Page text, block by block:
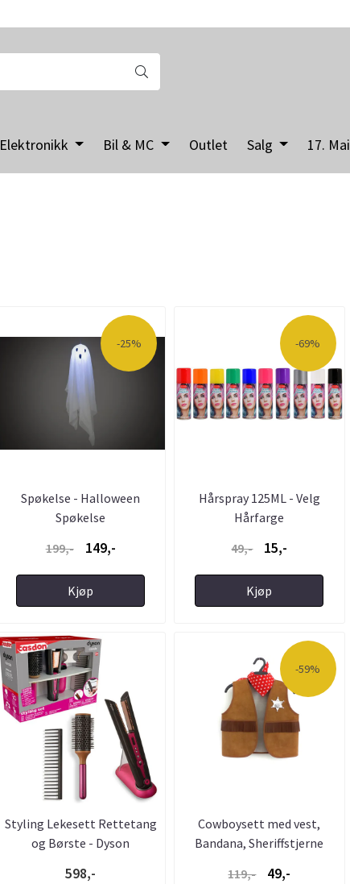
Elektronikk Bil & MC Outlet Salg 17. Mai
-25%
Spøkelse - Halloween
Spøkelse
199,-
149,-
Kjøp
-69%
Hårspray 125ML - Velg
Hårfarge
49,-
15,-
Kjøp
Styling Lekesett Rettetang
og Børste - Dyson
598,-
-59%
Cowboysett med vest,
Bandana, Sheriffstjerne
119,-
49,-